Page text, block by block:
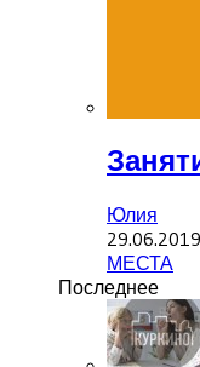
Юлия
29.06.2019
МЕСТА
Последнее